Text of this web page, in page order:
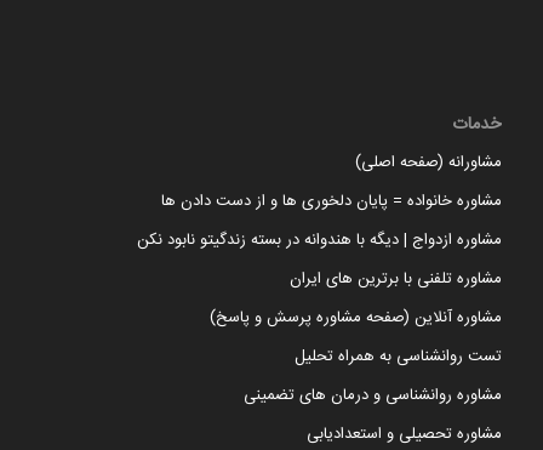
خدمات
مشاورانه (صفحه اصلی)
مشاوره خانواده = پایان دلخوری ها و از دست دادن ها
مشاوره ازدواج | دیگه با هندوانه در بسته زندگیتو نابود نکن
مشاوره تلفنی با برترین های ایران
مشاوره آنلاین (صفحه مشاوره پرسش و پاسخ)
تست روانشناسی به همراه تحلیل
مشاوره روانشناسی و درمان های تضمینی
مشاوره تحصیلی و استعدادیابی